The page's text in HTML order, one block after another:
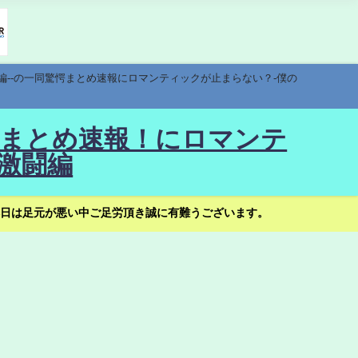
の一同驚愕まとめ速報にロマンティックが止まらない？-僕の
とめ速報！にロマンテ
闘編
足元が悪い中ご足労頂き誠に有難うございます。